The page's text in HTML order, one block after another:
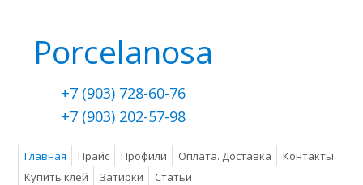
Porcelanosa
+7 (903) 728-60-76
+7 (903) 202-57-98
Главная Прайс Профили Оплата. Доставка
Контакты
Купить клей
Затирки Статьи